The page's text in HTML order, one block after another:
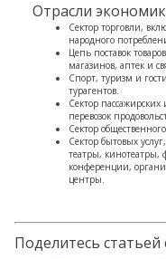
Отрасли
Сектор торговли,
народного
Цепь поставок
магазинов, аптек и
Спорт, туризм и
турагентов.
Сектор
перевозок
Сектор
Сектор бытовых
театры, кинотеатры,
конференции,
центры.
Поделитесь статьей